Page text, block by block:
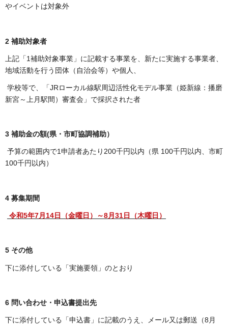
やイベントは対象外
2 補助対象者
上記「1補助対象事業」に記載する事業を、新たに実施する事業者、
地域活動を行う団体（自治会等）や個人、
学校等で、「JRローカル線駅周辺活性化モデル事業（姫新線：播磨
新宮～上月駅間）審査会」で採択された者
3 補助金の額(県・市町協調補助）
予算の範囲内で1申請者あたり200千円以内（県 100千円以内、市町
100千円以内）
4 募集期間
令和5年7月14日（金曜日）～8月31日（木曜日）
5 その他
下に添付している「実施要領」のとおり
6 問い合わせ・申込書提出先
下に添付している「申込書」に記載のうえ、メール又は郵送（8月